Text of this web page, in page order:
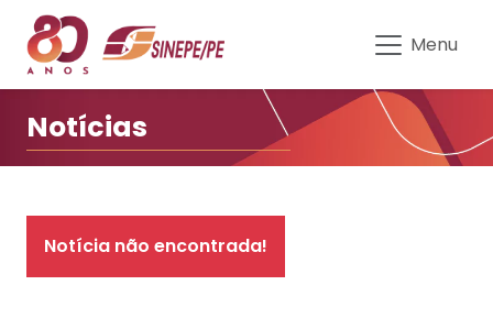
Notícias | Sinepe-PE
Menu
Notícias
Notícia não encontrada!